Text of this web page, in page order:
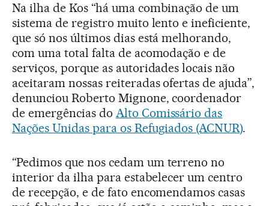
Na ilha de Kos “há uma combinação de um
sistema de registro muito lento e ineficiente,
que só nos últimos dias está melhorando,
com uma total falta de acomodação e de
serviços, porque as autoridades locais não
aceitaram nossas reiteradas ofertas de ajuda”,
denunciou Roberto Mignone, coordenador
de emergências do Alto Comissário das
Nações Unidas para os Refugiados (ACNUR).
“Pedimos que nos cedam um terreno no
interior da ilha para estabelecer um centro
de recepção, e de fato encomendamos casas